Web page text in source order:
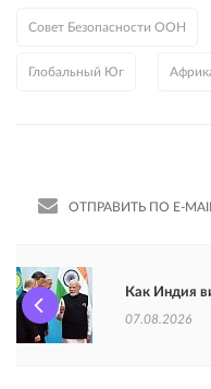
Совет Безопасности ООН
Глобальный Юг
ОТПРАВИТЬ ПО E-MAIL
Как Индия
07.08.2026